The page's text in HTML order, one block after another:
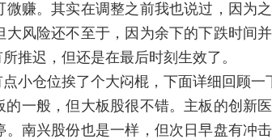
赚。其实在调整之前我也说过，因为之
风险还不至于，因为余下的下跌时间
推迟，但还是在最后时刻生效了。
仓位挨了个大闷棍，下面详细回顾一
般，但大板股很不错。主板的创新
南兴股份也是一样，但次日早盘有冲